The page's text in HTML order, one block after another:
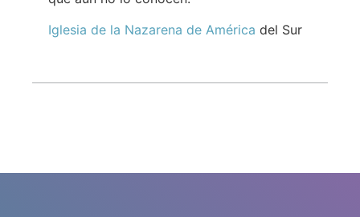
Iglesia de la Nazarena de América del Sur